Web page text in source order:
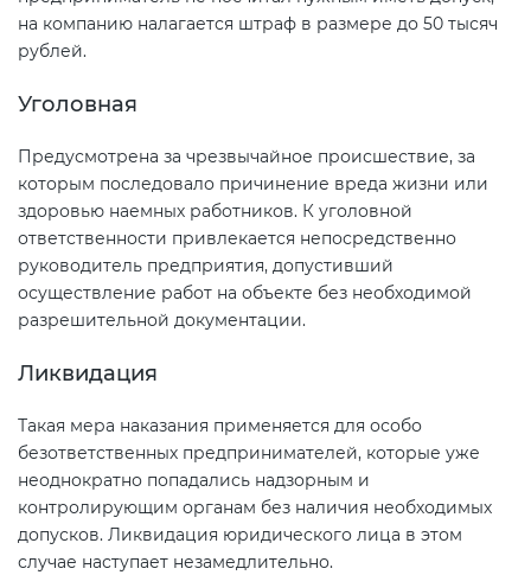
на компанию налагается штраф в размере до 50 тысяч
рублей.
Уголовная
Предусмотрена за чрезвычайное происшествие, за
которым последовало причинение вреда жизни или
здоровью наемных работников. К уголовной
ответственности привлекается непосредственно
руководитель предприятия, допустивший
осуществление работ на объекте без необходимой
разрешительной документации.
Ликвидация
Такая мера наказания применяется для особо
безответственных предпринимателей, которые уже
неоднократно попадались надзорным и
контролирующим органам без наличия необходимых
допусков. Ликвидация юридического лица в этом
случае наступает незамедлительно.